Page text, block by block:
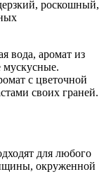
роскошный,
вода, аромат из
мускусные.
с цветочной
своих граней.
для любого
окруженной